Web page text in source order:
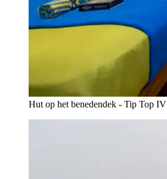
Hut op het benedendek - Tip Top IV